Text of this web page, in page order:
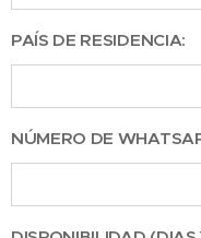
PAÍS DE RESIDENCIA:
NÚMERO DE